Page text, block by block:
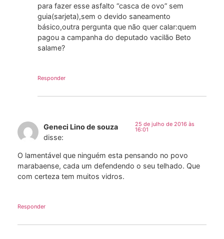
para fazer esse asfalto “casca de ovo” sem
guia(sarjeta),sem o devido saneamento
básico,outra pergunta que não quer calar:quem
pagou a campanha do deputado vacilão Beto
salame?
Responder
Geneci Lino de souza
disse:
25 de julho de 2016 às
16:01
O lamentável que ninguém esta pensando no povo
marabaense, cada um defendendo o seu telhado. Que
com certeza tem muitos vidros.
Responder